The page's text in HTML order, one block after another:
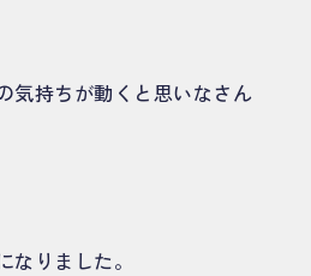
気持ちが動くと思いなさん
りました。